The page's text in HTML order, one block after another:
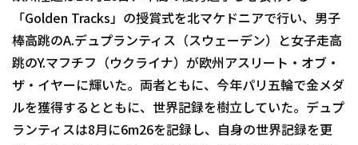
「Golden Tracks」の授賞式を北マケドニアで行い、男子
棒高跳のA.デュプランティス（スウェーデン）と女子走高
跳のY.マフチフ（ウクライナ）が欧州アスリート・オブ・
ザ・イヤーに輝いた。両者ともに、今年パリ五輪で金メダ
ルを獲得するとともに、世界記録を樹立していた。デュプ
ランティスは8月に6m26を記録し、自身の世界記録を更